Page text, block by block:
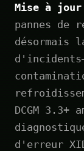
Mise à jour
pannes de
désormais
DCGM
d'erreur